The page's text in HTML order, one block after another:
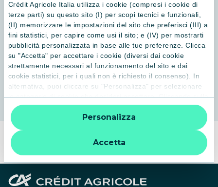
Crédit Agricole Italia utilizza i cookie (compresi i cookie di
terze parti) su questo sito (I) per scopi tecnici e funzionali,
(II) memorizzare le impostazioni del sito che preferisci (III) a
fini statistici, per capire come usi il sito; e (IV) per mostrarti
pubblicità personalizzata in base alle tue preferenze. Clicca
su "Accetta" per accettare i cookie (diversi dai cookie
strettamente necessari al funzionamento del sito e dai
cookie statistici, per i quali non è richiesto il consenso). In
alternativa, puoi cliccare su "Personalizza" per selezionare
le categorie di cookie che desideri accettare. Cliccando sulla
“X” le impostazioni predefinite vengono lasciate invariate e
quindi la navigazione può continuare senza cookie o altri
strumenti di tracciamento diversi da quelli tecnici. Per
ulteriori informazioni:
informativa privacy
Accetta
Personalizza
Visita il sito della Mostra